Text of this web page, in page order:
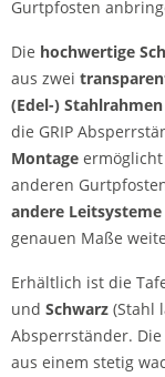
Gurtpfosten
Die hochwertige
aus zwei
(Edel-) Stahlrahmen
die GRIP
Montage
anderen
andere
genauen Maße
Erhältlich ist die
und Schwarz (Stahl
Absperrständer.
aus einem stetig